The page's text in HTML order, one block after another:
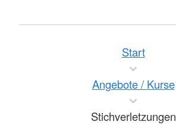
Start
Angebote / Kurse
Stichverletzungen